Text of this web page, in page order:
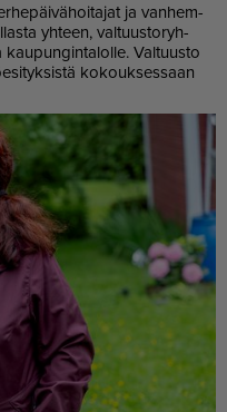
ja van­hem­
yh­teen, val­tuus­to­ryh­
Val­tuus­to
ko­kouk­ses­saan